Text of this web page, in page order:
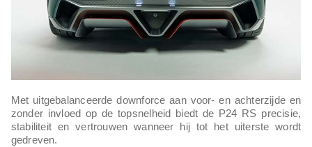
Met uitgebalanceerde downforce aan voor- en achterzijde en
zonder invloed op de topsnelheid biedt de P24 RS precisie,
stabiliteit en vertrouwen wanneer hij tot het uiterste wordt
gedreven.